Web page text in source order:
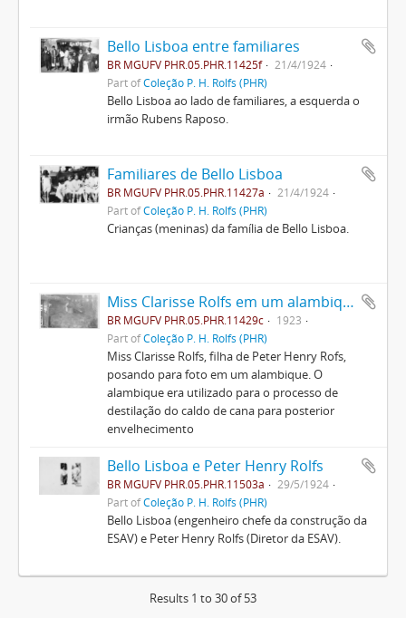
Bello Lisboa entre familiares
BR MGUFV PHR.05.PHR.11425f
21/4/1924
Part ofColeção P. H. Rolfs (PHR)
Bello Lisboa ao lado de familiares, a esquerda o
irmão Rubens Raposo.
Familiares de Bello Lisboa
BR MGUFV PHR.05.PHR.11427a
21/4/1924
Part ofColeção P. H. Rolfs (PHR)
Crianças (meninas) da família de Bello Lisboa.
Miss Clarisse Rolfs em um alambique
BR MGUFV PHR.05.PHR.11429c
1923
Part ofColeção P. H. Rolfs (PHR)
Miss Clarisse Rolfs, filha de Peter Henry Rofs,
posando para foto em um alambique. O
alambique era utilizado para o processo de
destilação do caldo de cana para posterior
envelhecimento
Bello Lisboa e Peter Henry Rolfs
BR MGUFV PHR.05.PHR.11503a
29/5/1924
Part ofColeção P. H. Rolfs (PHR)
Bello Lisboa (engenheiro chefe da construção da
ESAV) e Peter Henry Rolfs (Diretor da ESAV).
Results 1 to 30 of 53